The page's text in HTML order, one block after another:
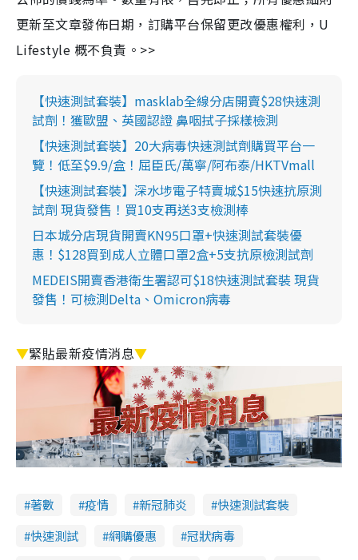
更新至文章發佈日期，訂購平台保留更改優惠權利，U
Lifestyle 概不負責。>>
【快速測試套裝】masklab全線分店開賣$28快速測
試劑！獲歐盟、英國認證 鼻咽拭子採樣檢測
【快速測試套裝】20大病毒快速測試劑購買平台一
覽！低至$9.9/盒！屈臣氏/萬寧/阿布泰/HKTVmall
【快速測試套裝】深水埗電子特賣城$15快速抗原測
試劑 現貨發售！買10支再送3支檢測棒
日本城分店現貨開賣KN95口罩+快速測試套裝優
惠！$128買到成人立體口罩2盒+5支抗原檢測試劑
MEDEIS開賣香港衛生署認可$18快速測試套裝 現貨
發售！可檢測Delta、Omicron病毒
▼緊貼最新疫情消息▼
著數 疫情 新冠肺炎
快速測試套裝
快速測試
網購優惠
冠狀病毒